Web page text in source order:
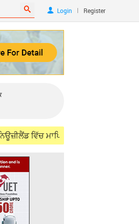
Login | Register
ਮਾਪਿਆਂ ਦੇ ਰੈਜ਼ੀਡੈਂਟ ਵੀਜ਼ਾ ਲਈ ਨਵੇਂ ਅਤੇ